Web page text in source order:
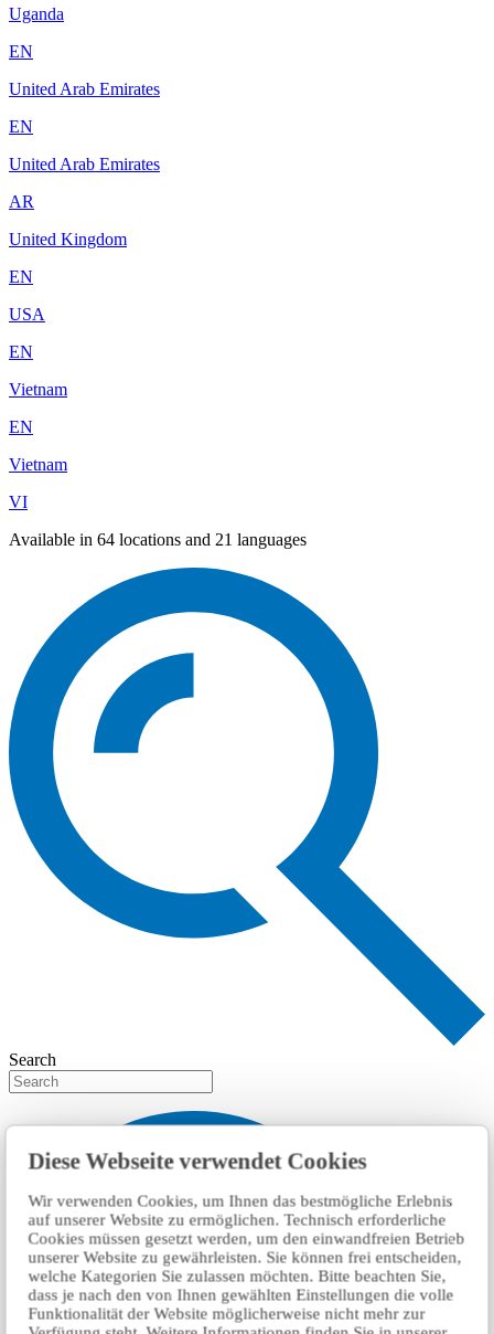
Diese Webseite verwendet Cookies
Wir verwenden Cookies, um Ihnen das bestmögliche Erlebnis
auf unserer Website zu ermöglichen. Technisch erforderliche
Cookies müssen gesetzt werden, um den einwandfreien Betrieb
unserer Website zu gewährleisten. Sie können frei entscheiden,
welche Kategorien Sie zulassen möchten. Bitte beachten Sie,
dass je nach den von Ihnen gewählten Einstellungen die volle
Funktionalität der Website möglicherweise nicht mehr zur
Uganda
EN
United Arab Emirates
EN
United Arab Emirates
AR
United Kingdom
EN
USA
EN
Vietnam
EN
Vietnam
VI
Available in 64 locations and 21 languages
Search